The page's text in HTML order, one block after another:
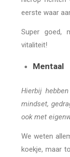
eerste waar
Super goed,
vitaliteit!
Mentaal
Hierbij
mindset,
ook met
We weten
koekje, maar